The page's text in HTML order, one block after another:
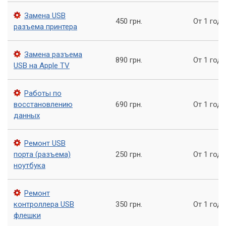
поддерживать новый процессор. Наши
квалифицированные специалисты сервисного центра
«Компьютерный Мастер» обладают необходимыми
знаниями и опытом для проведения этой процедуры.
Доверяя апгрейд процессора
профессионалам, вы избегаете риска
повреждения компонентов компьютера и
гарантируете корректную работу обновленной
системы.
Совместимость и подбор
совместимость с существующей материнской платой.
Разные материнские платы имеют разные типы сокетов
(например, AM4, LGA 1200) и поддерживают определенные
Замена USB
разъема принтера
450 грн. От 1 года
Замена разъема
USB на Apple TV
890 грн. От 1 года
Работы по
восстановлению
данных
690 грн. От 1 года
Ремонт USB
порта (разъема)
ноутбука
250 грн. От 1 года
Ремонт
контроллера USB
флешки
350 грн. От 1 года